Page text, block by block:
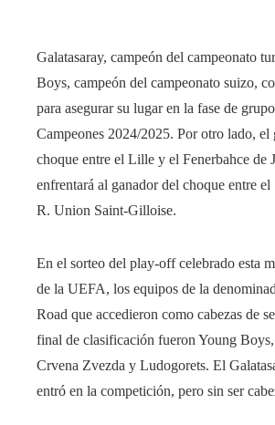
Galatasaray, campeón del campeonato
Boys, campeón del campeonato suizo,
para asegurar su lugar en la fase de
Campeones 2024/2025. Por otro lado, el
choque entre el Lille y el Fenerbahce de
enfrentará al ganador del choque entre
R. Union Saint-Gilloise.
En el sorteo del play-off celebrado esta
de la UEFA, los equipos de la
Road que accedieron como cabezas de
final de clasificación fueron Young
Crvena Zvezda y Ludogorets. El
entró en la competición, pero sin ser